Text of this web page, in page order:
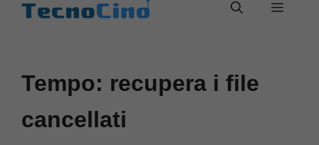
Menu
Tempo: recupera i file
cancellati